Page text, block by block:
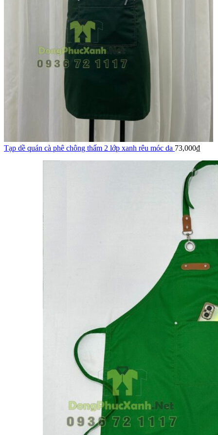
Tạp dề quán cà phê chông thấm 2 lớp xanh rêu móc da 73,000₫